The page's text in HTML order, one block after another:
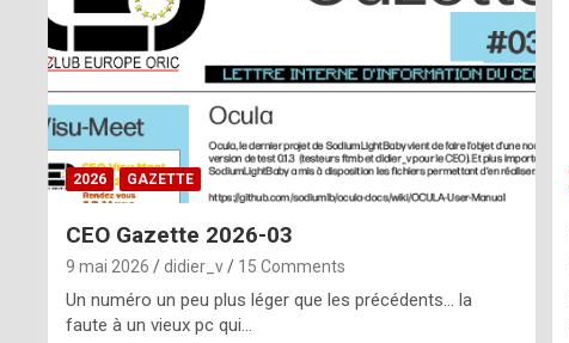
ff
2026 GAZETTE
CEO Gazette 2026-03
9 mai 2026 didier_v 15 Comments
Un numéro un peu plus léger que les précédents… la
faute à un vieux pc qui…